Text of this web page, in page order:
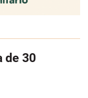
de 30